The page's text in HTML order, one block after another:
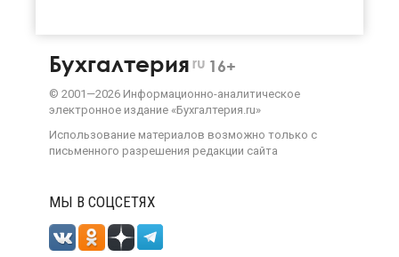
Бухгалтерия ru 16+
© 2001—2026 Информационно-аналитическое
электронное издание «Бухгалтерия.ru»
Использование материалов возможно только с
письменного разрешения редакции сайта
МЫ В СОЦСЕТЯХ